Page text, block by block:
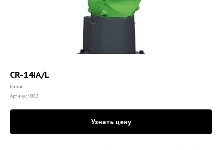
CR-14iA/L
Fanuc
Артикул: 002
Узнать цену